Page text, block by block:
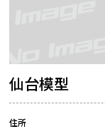
仙台模型
住所